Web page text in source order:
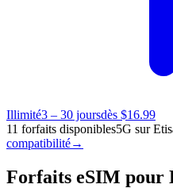
Illimité3 – 30 joursdès $16.99
11 forfaits disponibles5G sur
compatibilité→
Forfaits eSIM pour